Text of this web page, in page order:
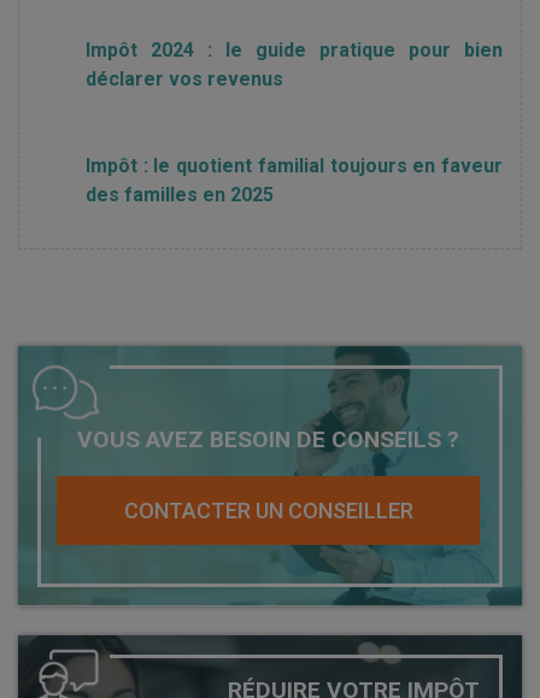
Impôt 2024 : le guide pratique pour bien
déclarer vos revenus
Impôt : le quotient familial toujours en faveur
des familles en 2025
VOUS AVEZ BESOIN DE CONSEILS ?
CONTACTER UN CONSEILLER
RÉDUIRE VOTRE IMPÔT